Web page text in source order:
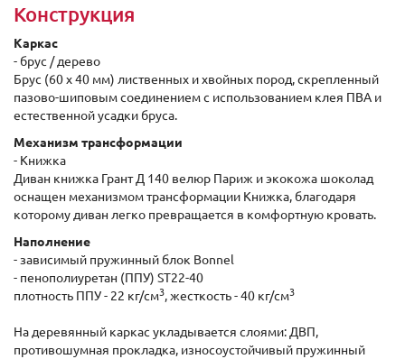
Конструкция
Каркас
- брус / дерево
Брус (60 x 40 мм) лиственных и хвойных пород, скрепленный
пазово-шиповым соединением с использованием клея ПВА и
естественной усадки бруса.
Механизм трансформации
- Книжка
Диван книжка Грант Д 140 велюр Париж и экокожа шоколад
оснащен механизмом трансформации Книжка, благодаря
которому диван легко превращается в комфортную кровать.
Наполнение
- зависимый пружинный блок Bonnel
- пенополиуретан (ППУ) ST22-40
плотность ППУ - 22 кг/см3, жесткость - 40 кг/см3
На деревянный каркас укладывается слоями: ДВП,
противошумная прокладка, износоустойчивый пружинный